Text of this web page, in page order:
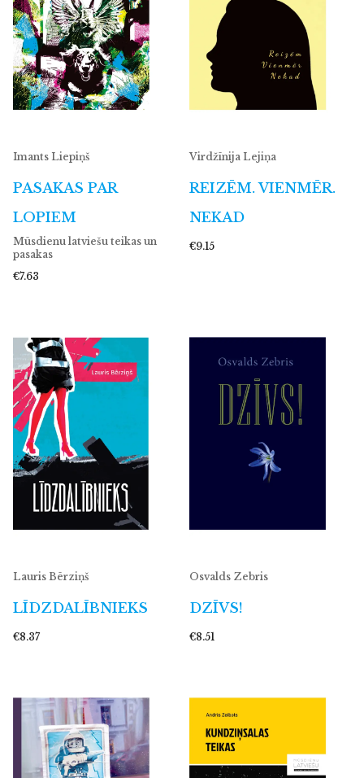
Imants Liepiņš
PASAKAS PAR
LOPIEM
Mūsdienu latviešu teikas un
pasakas
€7.63
Virdžīnija Lejiņa
REIZĒM. VIENMĒR.
NEKAD
€9.15
Lauris Bērziņš
LĪDZDALĪBNIEKS
€8.37
Osvalds Zebris
DZĪVS!
€8.51